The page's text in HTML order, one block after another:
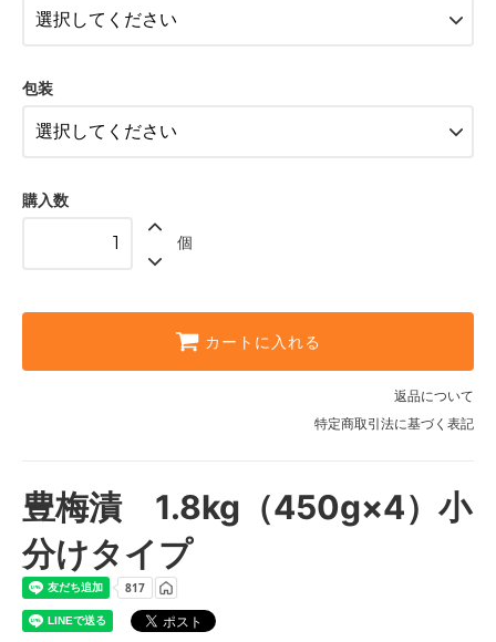
包装
購入数
個
カートに入れる
返品について
特定商取引法に基づく表記
豊梅漬 1.8kg（450g×4）小
分けタイプ